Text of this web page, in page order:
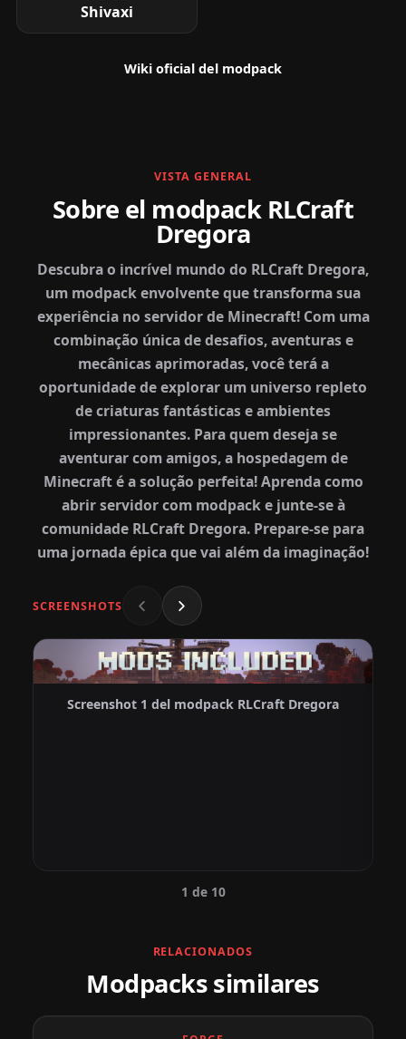
Shivaxi
Wiki oficial del modpack
VISTA GENERAL
Sobre el modpack RLCraft
Dregora
Descubra o incrível mundo do RLCraft Dregora,
um modpack envolvente que transforma sua
experiência no servidor de Minecraft! Com uma
combinação única de desafios, aventuras e
mecânicas aprimoradas, você terá a
oportunidade de explorar um universo repleto
de criaturas fantásticas e ambientes
impressionantes. Para quem deseja se
aventurar com amigos, a hospedagem de
Minecraft é a solução perfeita! Aprenda como
abrir servidor com modpack e junte-se à
comunidade RLCraft Dregora. Prepare-se para
uma jornada épica que vai além da imaginação!
SCREENSHOTS
Screenshot 1 del modpack RLCraft Dregora
1 de 10
RELACIONADOS
Modpacks similares